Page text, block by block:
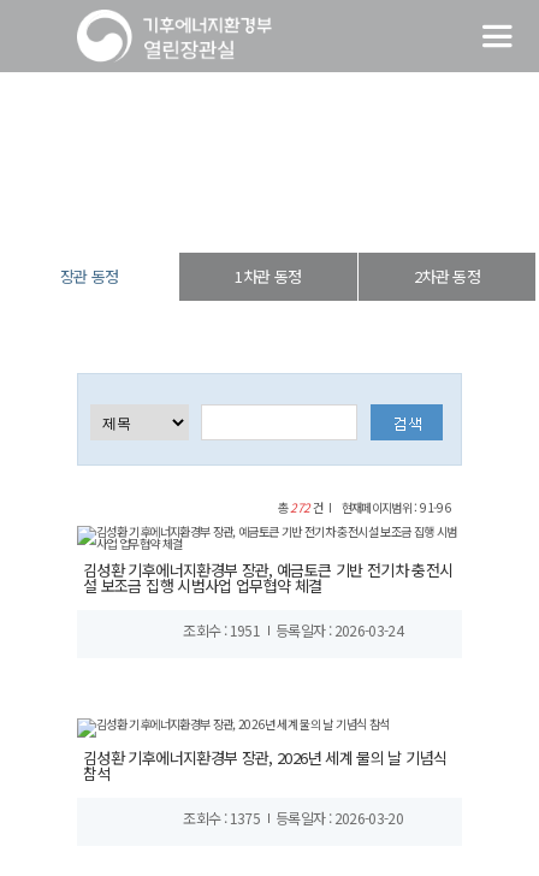
장관 동정 1차관 동정 2차관 동정
총272건 현재페이지범위 : 91-96
김성환 기후에너지환경부 장관, 예금토큰 기반 전기차 충전시
설 보조금 집행 시범사업 업무협약 체결
조회수 : 1951 등록일자 : 2026-03-24
김성환 기후에너지환경부 장관, 2026년 세계 물의 날 기념식
참석
조회수 : 1375 등록일자 : 2026-03-20